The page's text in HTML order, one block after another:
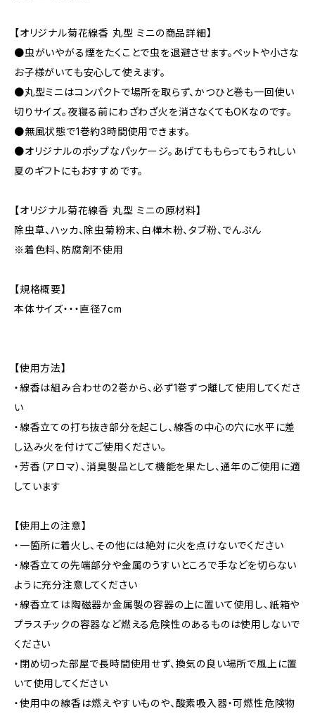
【オリジナル菊花線香 丸型 ミニの商品詳細】
●虫がいやがる煙をたくことで虫を退避させます。ペットや小さな
お子様がいても安心して使えます。
●丸型ミニはコンパクトで場所を取らず、かつひと巻も一回使い
切りサイズ。夜寝る前にわざわざ火を消さなくてもOKなのです。
●無風状態で1巻約3時間使用できます。
●オリジナルのポップなパッケージ。あげてももらってもうれしい
夏のギフトにもおすすめです。
【オリジナル菊花線香 丸型 ミニの原材料】
除虫草、ハッカ、除虫菊粉末、白樺木粉、タブ粉、でんぷん
※着色料、防腐剤不使用
【規格概要】
本体サイズ・・・直径7cm
【使用方法】
・線香は組み合わせの2巻から、必ず1巻ずつ離して使用してくださ
い
・線香立ての打ち抜き部分を起こし、線香の中心の穴に水平に差
し込み火を付けてご使用ください。
・芳香（アロマ）、消臭製品として機能を果たし、通年のご使用に適
しています
【使用上の注意】
・一箇所に着火し、その他には絶対に火を点けないでください
・線香立ての先端部分や金属のうすいところで手などを切らない
ように充分注意してください
・線香立ては陶磁器か金属製の容器の上に置いて使用し、紙箱や
プラスチックの容器など燃える危険性のあるものは使用しないで
ください
・閉め切った部屋で長時間使用せず、換気の良い場所で風上に置
いて使用してください
・使用中の線香は燃えやすいものや、酸素吸入器・可燃性危険物